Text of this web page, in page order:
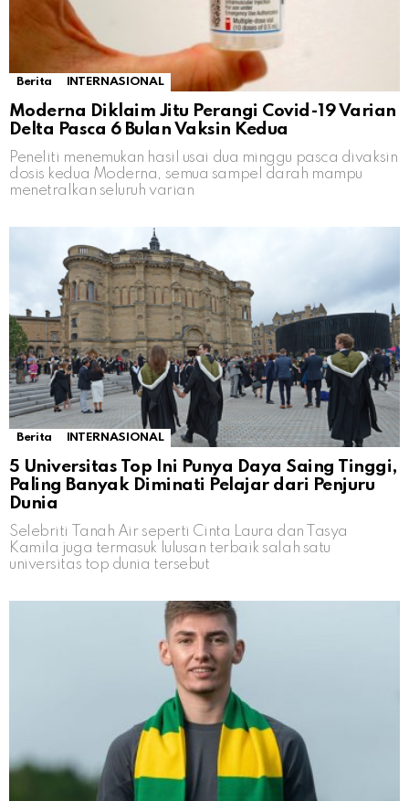
Berita INTERNASIONAL
Moderna Diklaim Jitu Perangi Covid-19 Varian
Delta Pasca 6 Bulan Vaksin Kedua
Peneliti menemukan hasil usai dua minggu pasca divaksin
dosis kedua Moderna, semua sampel darah mampu
menetralkan seluruh varian
Berita INTERNASIONAL
5 Universitas Top Ini Punya Daya Saing Tinggi,
Paling Banyak Diminati Pelajar dari Penjuru
Dunia
Selebriti Tanah Air seperti Cinta Laura dan Tasya
Kamila juga termasuk lulusan terbaik salah satu
universitas top dunia tersebut